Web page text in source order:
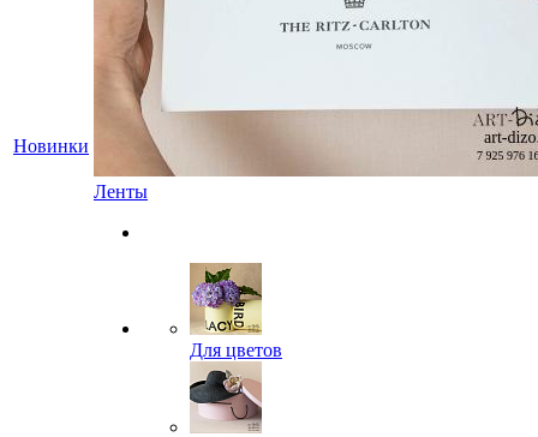
Новинки
Ленты
Для цветов